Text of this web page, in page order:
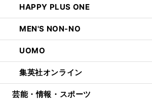
HAPPY PLUS ONE
MEN'S NON-NO
UOMO
集英社オンライン
芸能・情報・スポーツ